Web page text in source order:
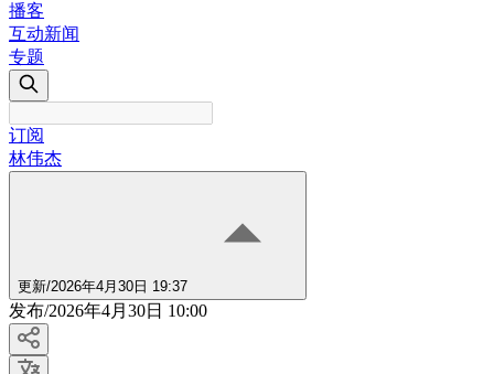
播客
互动新闻
专题
订阅
林伟杰
更新/2026年4月30日 19:37
发布/2026年4月30日 10:00